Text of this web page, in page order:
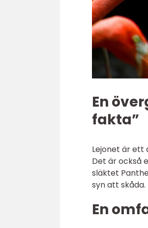
En
fakta”
Lejonet är ett
Det är också
släktet
syn att skåda.
En